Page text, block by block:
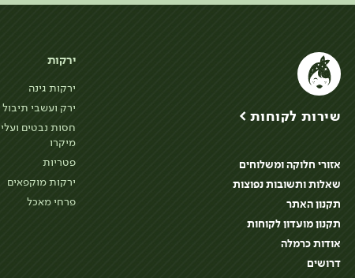
ירקות
ירקות גינה
ירק ועשבי תיבול
חסות נבטים ועלי
מיקרו
פטריות
ירקות מוקפאים
פרחי מאכל
שירות לקוחות >
אזורי חלוקה ומשלוחים
שאלות ותשובות נפוצות
תקנון האתר
תקנון מועדון לקוחות
אודות כרמלה
דרושים